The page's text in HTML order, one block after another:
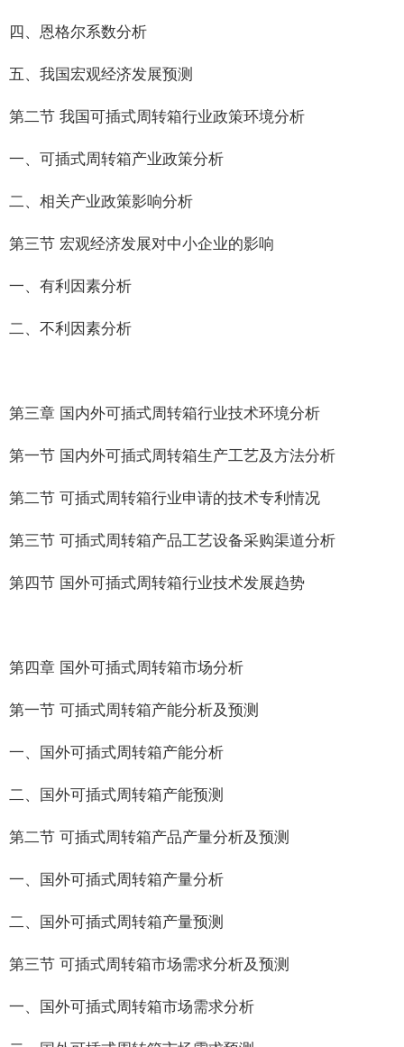
四、恩格尔系数分析
五、我国宏观经济发展预测
第二节 我国可插式周转箱行业政策环境分析
一、可插式周转箱产业政策分析
二、相关产业政策影响分析
第三节 宏观经济发展对中小企业的影响
一、有利因素分析
二、不利因素分析
第三章 国内外可插式周转箱行业技术环境分析
第一节 国内外可插式周转箱生产工艺及方法分析
第二节 可插式周转箱行业申请的技术专利情况
第三节 可插式周转箱产品工艺设备采购渠道分析
第四节 国外可插式周转箱行业技术发展趋势
第四章 国外可插式周转箱市场分析
第一节 可插式周转箱产能分析及预测
一、国外可插式周转箱产能分析
二、国外可插式周转箱产能预测
第二节 可插式周转箱产品产量分析及预测
一、国外可插式周转箱产量分析
二、国外可插式周转箱产量预测
第三节 可插式周转箱市场需求分析及预测
一、国外可插式周转箱市场需求分析